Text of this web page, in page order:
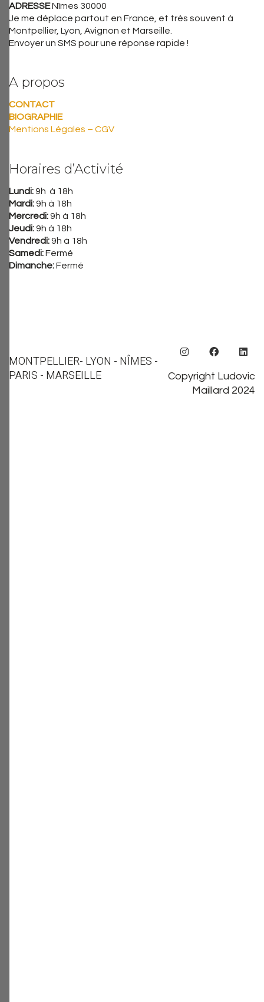
ADRESSENîmes 30000
Je me déplace partout en France, et très souvent à
Montpellier, Lyon, Avignon et Marseille.
Envoyer un SMS pour une réponse rapide !
A propos
CONTACT
BIOGRAPHIE
Mentions Légales – CGV
Horaires d’Activité
Lundi:9h à 18h
Mardi:9h à 18h
Mercredi:9h à 18h
Jeudi:9h à 18h
Vendredi:9h à 18h
Samedi:Fermé
Dimanche:Fermé
Copyright Ludovic
Maillard 2024
MONTPELLIER- LYON - NÎMES -
PARIS - MARSEILLE